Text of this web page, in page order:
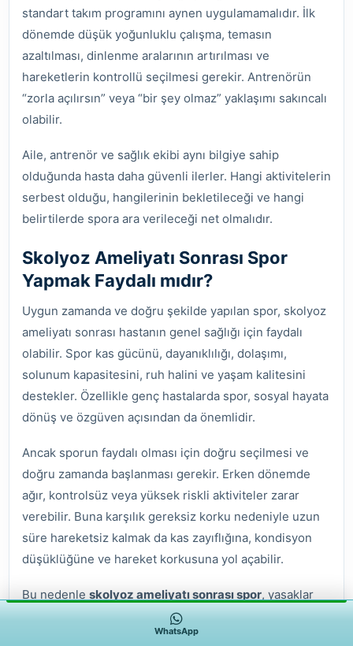
standart takım programını aynen uygulamamalıdır. İlk
dönemde düşük yoğunluklu çalışma, temasın
azaltılması, dinlenme aralarının artırılması ve
hareketlerin kontrollü seçilmesi gerekir. Antrenörün
“zorla açılırsın” veya “bir şey olmaz” yaklaşımı sakıncalı
olabilir.
Aile, antrenör ve sağlık ekibi aynı bilgiye sahip
olduğunda hasta daha güvenli ilerler. Hangi aktivitelerin
serbest olduğu, hangilerinin bekletileceği ve hangi
belirtilerde spora ara verileceği net olmalıdır.
Skolyoz Ameliyatı Sonrası Spor
Yapmak Faydalı mıdır?
Uygun zamanda ve doğru şekilde yapılan spor, skolyoz
ameliyatı sonrası hastanın genel sağlığı için faydalı
olabilir. Spor kas gücünü, dayanıklılığı, dolaşımı,
solunum kapasitesini, ruh halini ve yaşam kalitesini
destekler. Özellikle genç hastalarda spor, sosyal hayata
dönüş ve özgüven açısından da önemlidir.
Ancak sporun faydalı olması için doğru seçilmesi ve
doğru zamanda başlanması gerekir. Erken dönemde
ağır, kontrolsüz veya yüksek riskli aktiviteler zarar
verebilir. Buna karşılık gereksiz korku nedeniyle uzun
süre hareketsiz kalmak da kas zayıflığına, kondisyon
düşüklüğüne ve hareket korkusuna yol açabilir.
Bu nedenle skolyoz ameliyatı sonrası spor, yasaklar
üzerinden değil güvenli dönüş planı üzerinden ele
alınmalıdır. Hedef hastayı aktif yaşamdan koparmak
WhatsApp